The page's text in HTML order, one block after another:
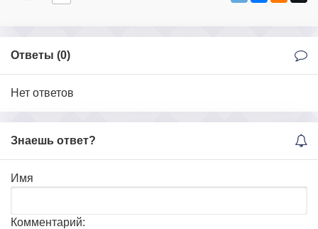
Ответы (0)
Нет ответов
Знаешь ответ?
Имя
Комментарий: